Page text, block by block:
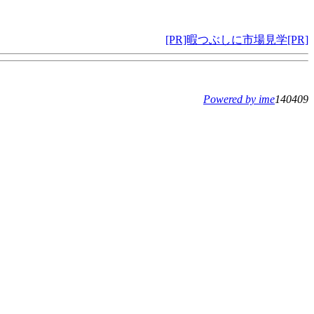
[PR]暇つぶしに市場見学[PR]
Powered by ime140409